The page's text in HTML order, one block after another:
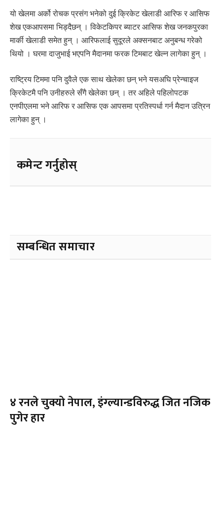
यो खेलमा अर्को रोचक प्रसंग भनेको दुई क्रिकेट खेलाडी आरिफ र आसिफ
शेख एकआपसमा भिड्दैछन् । विकेटकिपर ब्याटर आसिफ शेख जनकपुरका
मार्की खेलाडी समेत हुन् । आरिफलाई सुदूरले अक्सनबाट अनुबन्ध गरेको
थियो । घरमा दाजुभाई भएपनि मैदानमा फरक टिमबाट खेल्न लागेका हुन् ।
राष्ट्रिय टिममा पनि दुवैले एक साथ खेलेका छन् भने यसअघि प्रेन्चाइज
क्रिकेटमै पनि उनीहरुले सँगै खेलेका छन् । तर अहिले पहिलोपटक
एनपीएलमा भने आरिफ र आसिफ एक आपसमा प्रतिस्पर्धा गर्न मैदान उत्रिन
लागेका हुन् ।
कमेन्ट गर्नुहोस्
सम्बन्धित समाचार
४ रनले चुक्यो नेपाल, इंग्ल्यान्डविरुद्ध जित नजिक
पुगेर हार